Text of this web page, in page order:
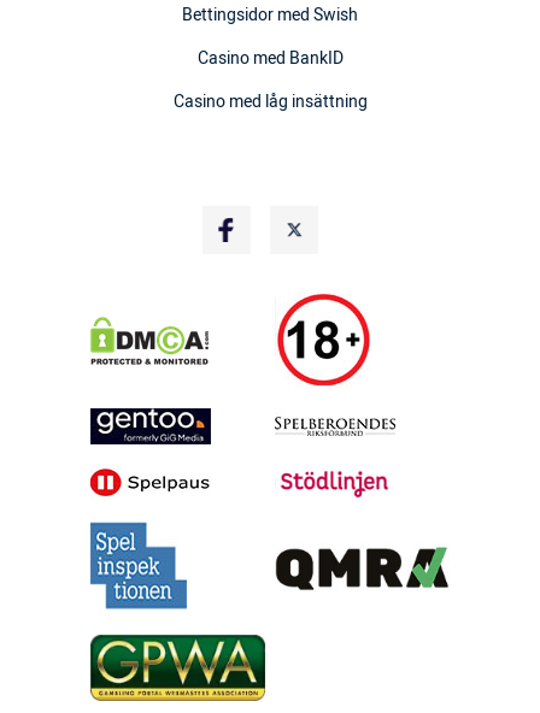
Bettingsidor med Swish
Casino med BankID
Casino med låg insättning